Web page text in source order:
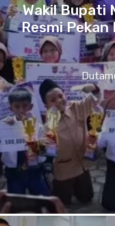
Wakil Bupati
Resmi Pekan